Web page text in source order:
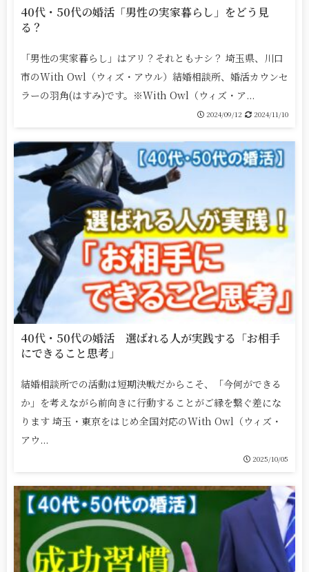
40代・50代の婚活「男性の実家暮らし」をどう見
る？
「男性の実家暮らし」はアリ？それともナシ？ 埼玉県、川口
市のWith Owl（ウィズ・アウル）結婚相談所、婚活カウンセ
ラーの羽角(はすみ)です。※With Owl（ウィズ・ア...
2024/09/12 2024/11/10
40代・50代の婚活 選ばれる人が実践する「お相手
にできること思考」
結婚相談所での活動は短期決戦だからこそ、「今何ができる
か」を考えながら前向きに行動することがご縁を繋ぐ差にな
ります 埼玉・東京をはじめ全国対応のWith Owl（ウィズ・
アウ...
2025/10/05